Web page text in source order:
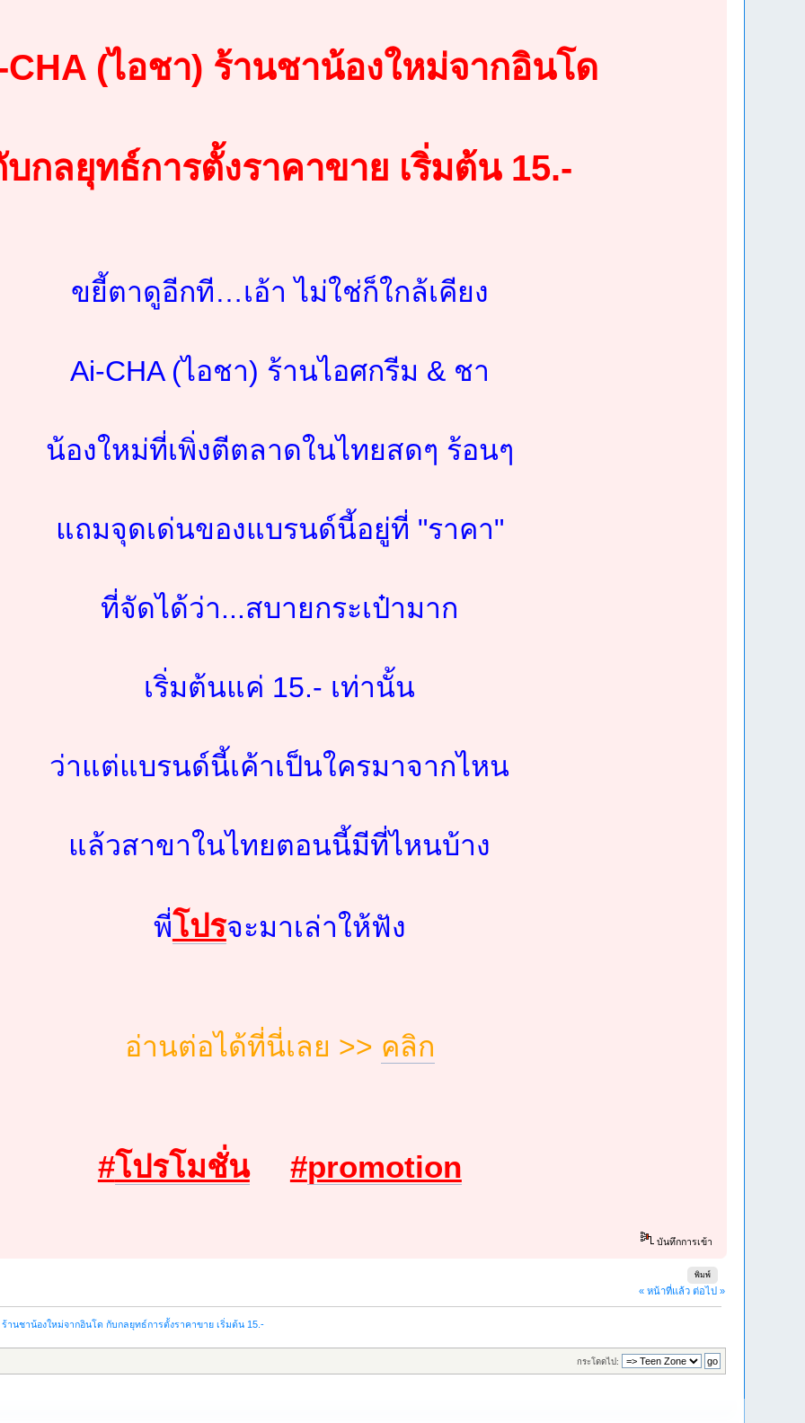
(ไอชา) ร้านชาน้องใหม่จากอินโด
บกลยุทธ์การตั้งราคาขาย เริ่มต้น 15.-
ขยี้ตาดูอีกที…เอ้า ไม่ใช่ก็ใกล้เคียง
Ai-CHA (ไอชา) ร้านไอศกรีม & ชา
น้องใหม่ที่เพิ่งตีตลาดในไทยสดๆ ร้อนๆ
แถมจุดเด่นของแบรนด์นี้อยู่ที่ "ราคา"
ที่จัดได้ว่า...สบายกระเป๋ามาก
เริ่มต้นแค่ 15.- เท่านั้น
ว่าแต่แบรนด์นี้เค้าเป็นใครมาจากไหน
แล้วสาขาในไทยตอนนี้มีที่ไหนบ้าง
พี่โปรจะมาเล่าให้ฟัง
อ่านต่อได้ที่นี่เลย >> คลิก
#โปรโมชั่น #promotion
บันทึกการเข้า
พิมพ์
« หน้าที่แล้ว ต่อไป »
ร้านชาน้องใหม่จากอินโด กับกลยุทธ์การตั้งราคาขาย เริ่มต้น 15.-
กระโดดไป: